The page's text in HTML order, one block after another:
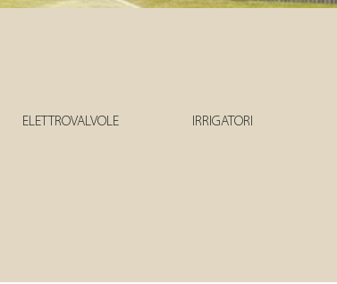
ELETTROVALVOLE IRRIGATORI